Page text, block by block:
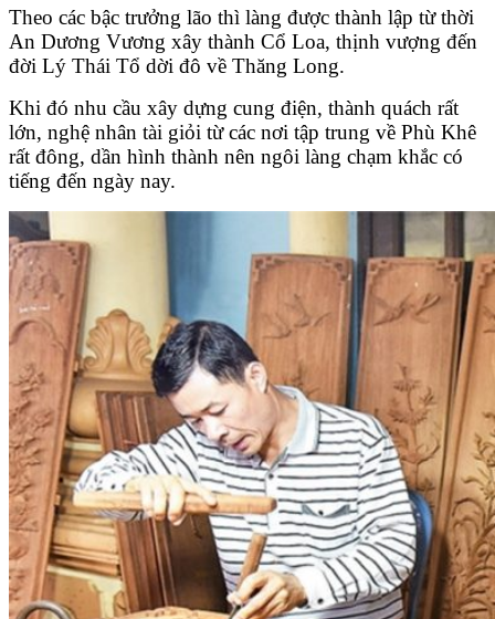
Theo các bậc trưởng lão thì làng được thành lập từ thời
An Dương Vương xây thành Cổ Loa, thịnh vượng đến
đời Lý Thái Tổ dời đô về Thăng Long.
Khi đó nhu cầu xây dựng cung điện, thành quách rất
lớn, nghệ nhân tài giỏi từ các nơi tập trung về Phù Khê
rất đông, dần hình thành nên ngôi làng chạm khắc có
tiếng đến ngày nay.